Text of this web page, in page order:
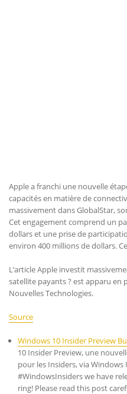
Apple a franchi une nouvelle
capacités en matière de
massivement dans GlobalStar,
Cet engagement comprend un
dollars et une prise de
environ 400 millions de dollars.
L’article Apple investit
satellite payants ? est apparu en
Nouvelles Technologies.
Source
Windows 10 Insider Preview
10 Insider Preview, une
pour les Insiders, via Windows
#WindowsInsiders we have
ring! Please read this post